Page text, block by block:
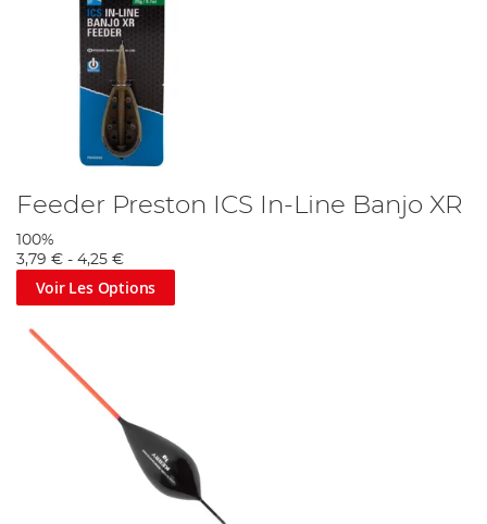
Feeder Preston ICS In-Line Banjo XR
100%
3,79 € - 4,25 €
Voir Les Options